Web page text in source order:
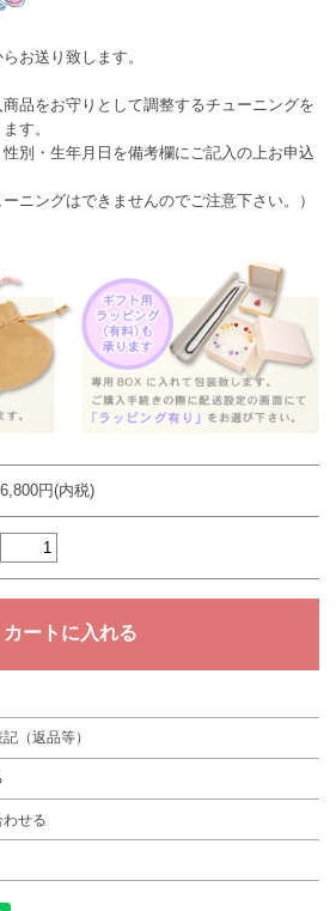
お送り致します。
品をお守りとして調整するチューニングを
す。
別・生年月日を備考欄にご記入の上お申込
ニングはできませんのでご注意下さい。）
6,800円(内税)
（返品等）
わせる